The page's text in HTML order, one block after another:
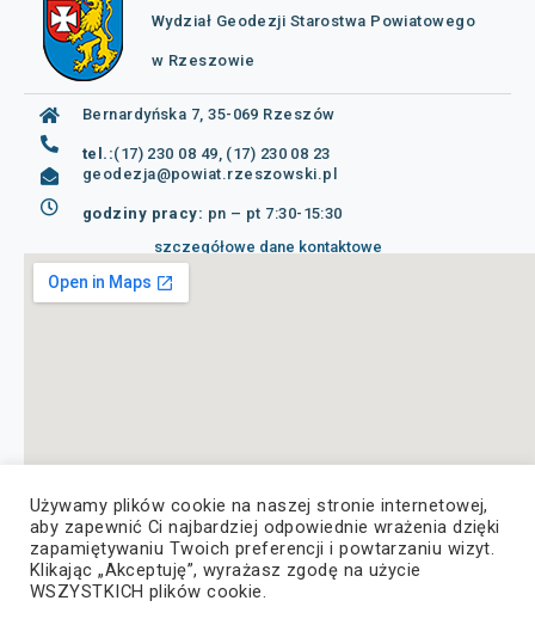
Wydział Geodezji Starostwa Powiatowego
w Rzeszowie
Bernardyńska 7, 35-069 Rzeszów
tel.:(17) 230 08 49, (17) 230 08 23
geodezja@powiat.rzeszowski.pl
godziny pracy: pn – pt 7:30-15:30
szczegółowe dane kontaktowe
Używamy plików cookie na naszej stronie internetowej,
aby zapewnić Ci najbardziej odpowiednie wrażenia dzięki
zapamiętywaniu Twoich preferencji i powtarzaniu wizyt.
Klikając „Akceptuję”, wyrażasz zgodę na użycie
WSZYSTKICH plików cookie.